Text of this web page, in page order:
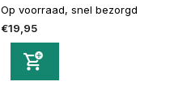
Op voorraad, snel bezorgd
€19,95